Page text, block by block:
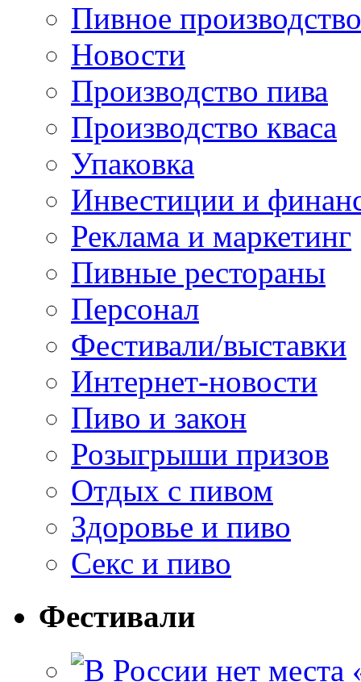
Пивное производство
Новости
Производство пива
Производство кваса
Упаковка
Инвестиции и
Реклама и маркетинг
Пивные рестораны
Персонал
Фестивали/выставки
Интернет-новости
Пиво и закон
Розыгрыши призов
Отдых с пивом
Здоровье и пиво
Секс и пиво
Фестивали